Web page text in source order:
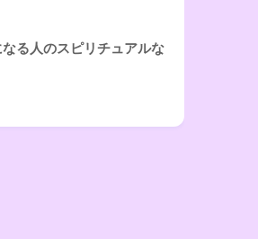
る人のスピリチュアルな